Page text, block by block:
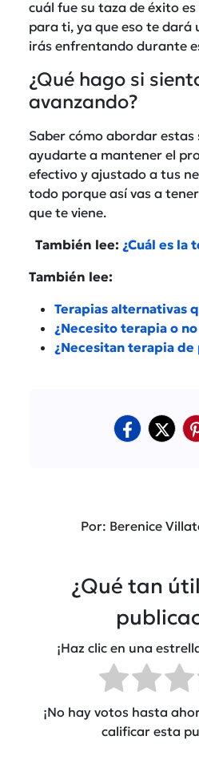
cuál fue su taza de éxito
para ti, ya que eso te dará
irás enfrentando durante
¿Qué hago si
avanzando?
Saber cómo abordar estas
ayudarte a mantener el
efectivo y ajustado a tus
todo porque así vas a
que te viene.
También lee: ¿Cuál es la
También lee:
Terapias alternativas
¿Necesito terapia o
¿Necesitan terapia de
Por: Berenice
¿Qué tan
¡Haz clic en una
¡No hay votos hasta
calificar esta